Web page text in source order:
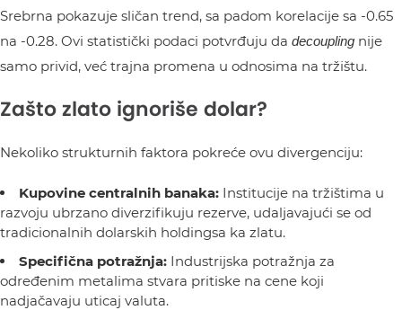
Srebrna pokazuje sličan trend, sa padom korelacije sa -0.65
na -0.28. Ovi statistički podaci potvrđuju da decoupling nije
samo privid, već trajna promena u odnosima na tržištu.
Zašto zlato ignoriše dolar?
Nekoliko strukturnih faktora pokreće ovu divergenciju:
Kupovine centralnih banaka: Institucije na tržištima u
razvoju ubrzano diverzifikuju rezerve, udaljavajući se od
tradicionalnih dolarskih holdingsa ka zlatu.
Specifična potražnja: Industrijska potražnja za
određenim metalima stvara pritiske na cene koji
nadjačavaju uticaj valuta.